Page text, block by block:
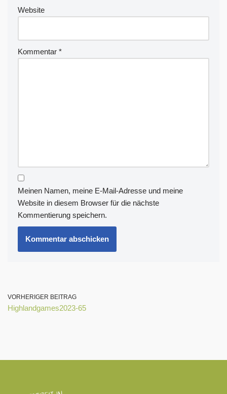
Website
Kommentar *
Meinen Namen, meine E-Mail-Adresse und meine
Website in diesem Browser für die nächste
Kommentierung speichern.
VORHERIGER BEITRAG
Highlandgames2023-65